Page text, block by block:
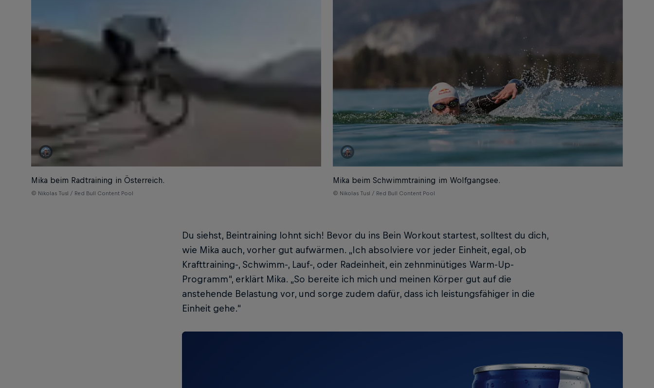
Mika beim Radtraining in Österreich.
© Nikolas Tusl / Red Bull Content Pool
Mika beim Schwimmtraining im Wolfgangsee.
© Nikolas Tusl / Red Bull Content Pool
Du siehst, Beintraining lohnt sich! Bevor du ins Bein Workout startest, solltest du dich,
wie Mika auch, vorher gut aufwärmen. „Ich absolviere vor jeder Einheit, egal, ob
Krafttraining-, Schwimm-, Lauf-, oder Radeinheit, ein zehnminütiges Warm-Up-
Programm“, erklärt Mika. „So bereite ich mich und meinen Körper gut auf die
anstehende Belastung vor, und sorge zudem dafür, dass ich leistungsfähiger in die
Einheit gehe.“